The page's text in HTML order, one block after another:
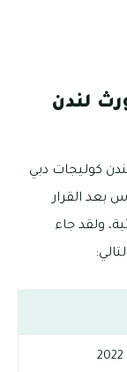
لندن
كوليجات دبي
بعد القرار
ولقد جاء